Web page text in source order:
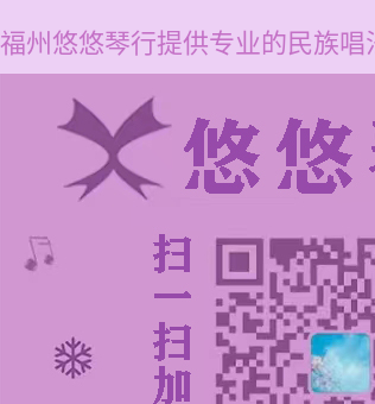
福州悠悠琴行提供专业的民族唱